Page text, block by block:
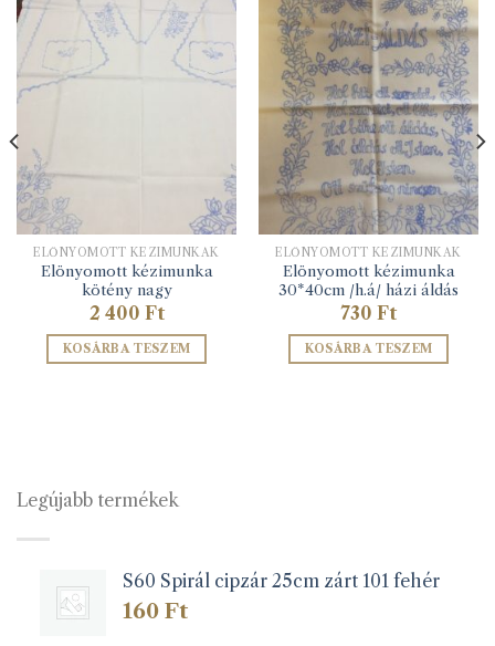
ELŐNYOMOTT KÉZIMUNKÁK
Elönyomott kézimunka
kötény nagy
2 400 Ft
KOSÁRBA TESZEM
ELŐNYOMOTT KÉZIMUNKÁK
Elönyomott kézimunka
30*40cm /h.á/ házi áldás
730 Ft
KOSÁRBA TESZEM
Legújabb termékek
S60 Spirál cipzár 25cm zárt 101 fehér
160 Ft